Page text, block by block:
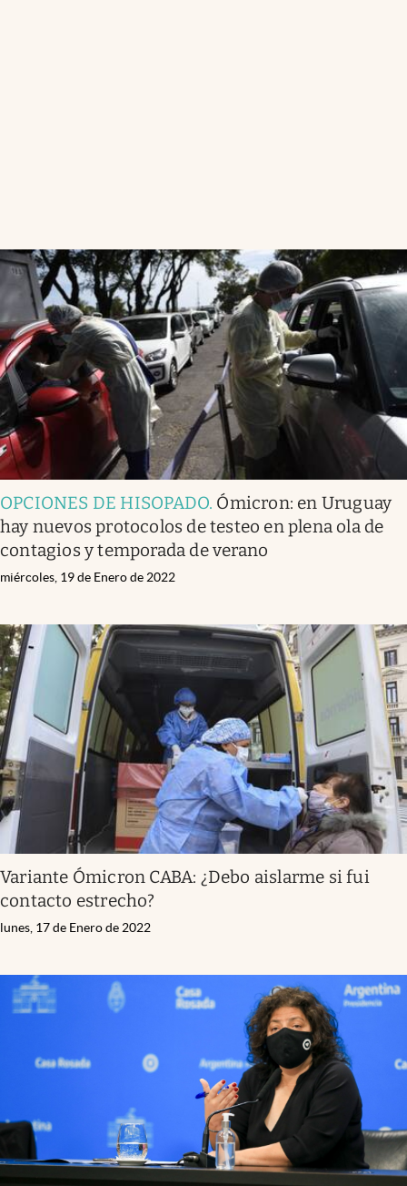
OPCIONES DE HISOPADO. Ómicron: en Uruguay
hay nuevos protocolos de testeo en plena ola de
contagios y temporada de verano
miércoles, 19 de Enero de 2022
Variante Ómicron CABA: ¿Debo aislarme si fui
contacto estrecho?
lunes, 17 de Enero de 2022